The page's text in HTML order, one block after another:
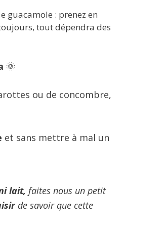
guacamole : prenez en
tout dépendra des
🌞
ou de concombre,
et sans mettre à mal un
lait, faites nous un petit
de savoir que cette